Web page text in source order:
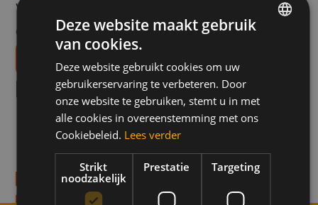
Versnij de tortilla’s in kleine rolletjes van 2 à 3 cm
dik. Klaar om te serveren!
Téléchargez nos livrets de recettes
Meer recepten zoals dit
Bee’s Knees
Pompoen-Honing
Energieballetjes
Bereidingstijd 15-min
Moment voor jezelf
Deze website maakt gebruik
van cookies.
Deze website gebruikt cookies om uw
gebruikerservaring te verbeteren. Door
onze website te gebruiken, stemt u in met
alle cookies in overeenstemming met ons
Cookiebeleid. Lees verder
Strikt
noodzakelijk
Prestatie Targeting